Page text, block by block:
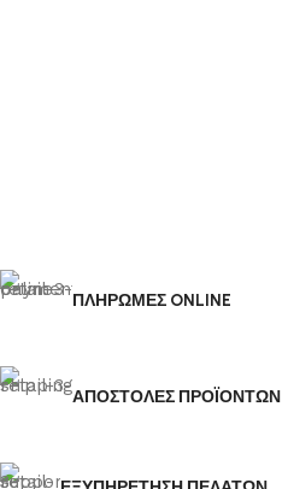
ΠΛΗΡΩΜΕΣ ONLINE
ΑΠΟΣΤΟΛΕΣ ΠΡΟΪΟΝΤΩΝ